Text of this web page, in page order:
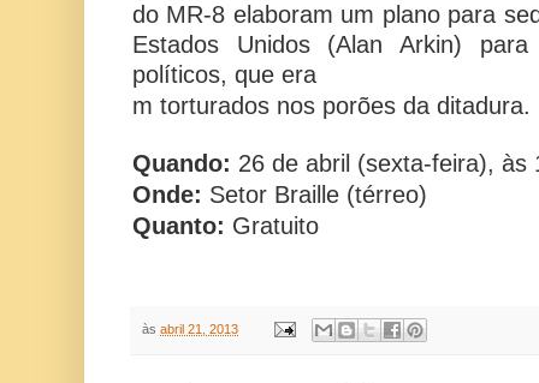
do MR-8 elaboram um plano para
Estados Unidos (Alan Arkin)
políticos, que era
m torturados nos porões da ditadura.
Quando: 26 de abril (sexta-feira), às
Onde: Setor Braille (térreo)
Quanto: Gratuito
às abril 21, 2013